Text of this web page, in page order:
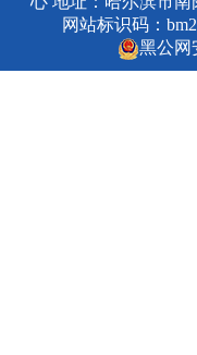
网站标识码：
黑公网